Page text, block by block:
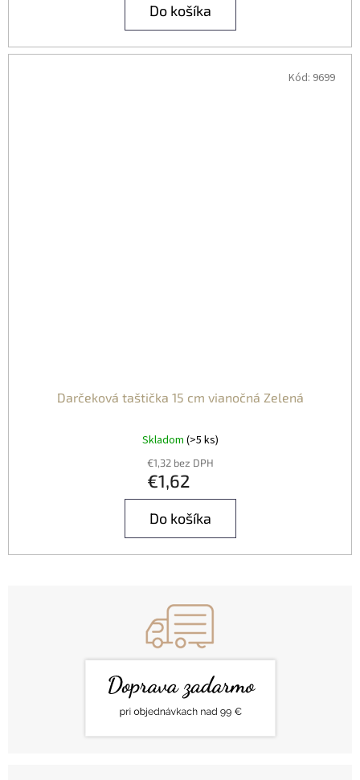
Do košíka
Darčeková taštička 15 cm vianočná Zelená
Skladom (>5 ks)
€1,32 bez DPH
€1,62
Do košíka
Kód: 9699